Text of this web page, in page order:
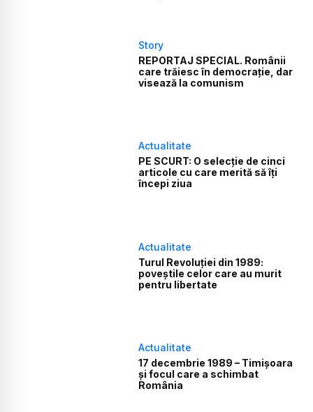
Story
REPORTAJ SPECIAL. Românii
care trăiesc în democrație, dar
visează la comunism
Actualitate
PE SCURT: O selecție de cinci
articole cu care merită să îți
începi ziua
Actualitate
Turul Revoluției din 1989:
poveștile celor care au murit
pentru libertate
Actualitate
17 decembrie 1989 – Timișoara
și focul care a schimbat
România